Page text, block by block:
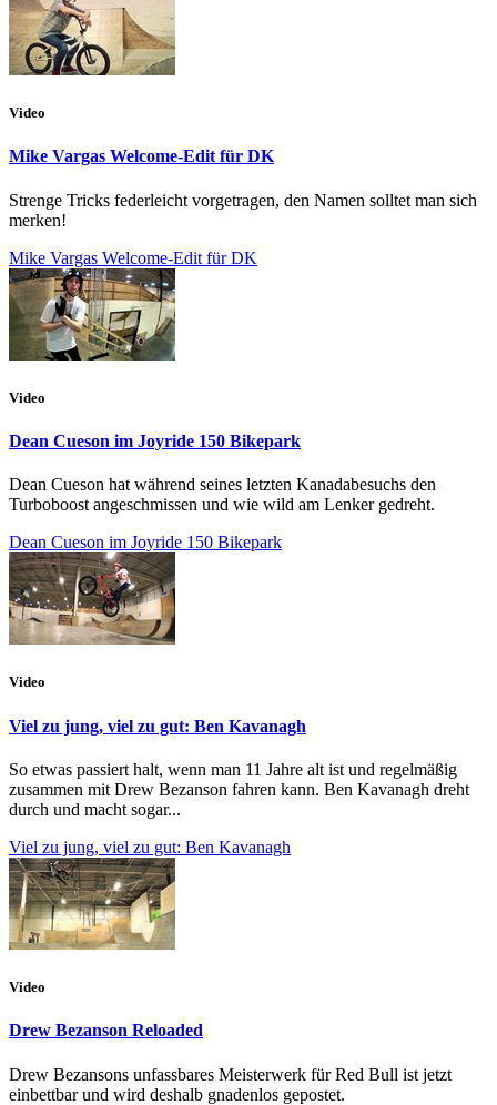
Video
Mike Vargas Welcome-Edit für DK
Strenge Tricks federleicht vorgetragen, den Namen solltet man sich
merken!
Mike Vargas Welcome-Edit für DK
Video
Dean Cueson im Joyride 150 Bikepark
Dean Cueson hat während seines letzten Kanadabesuchs den
Turboboost angeschmissen und wie wild am Lenker gedreht.
Dean Cueson im Joyride 150 Bikepark
Video
Viel zu jung, viel zu gut: Ben Kavanagh
So etwas passiert halt, wenn man 11 Jahre alt ist und regelmäßig
zusammen mit Drew Bezanson fahren kann. Ben Kavanagh dreht
durch und macht sogar...
Viel zu jung, viel zu gut: Ben Kavanagh
Video
Drew Bezanson Reloaded
Drew Bezansons unfassbares Meisterwerk für Red Bull ist jetzt
einbettbar und wird deshalb gnadenlos gepostet.